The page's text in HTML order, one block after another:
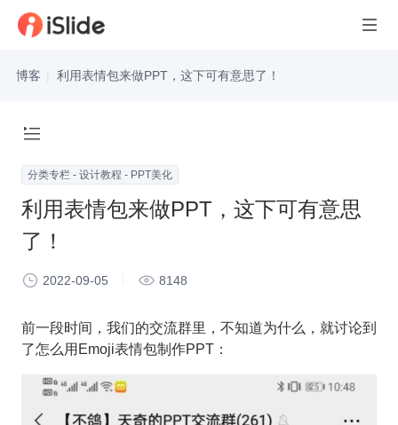
博客 利用表情包来做PPT，这下可有意思了！
分类专栏 - 设计教程 - PPT美化
利用表情包来做PPT，这下可有意思
了！
2022-09-05 8148
前一段时间，我们的交流群里，不知道为什么，就讨论到
了怎么用Emoji表情包制作PPT：